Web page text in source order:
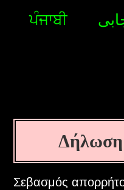
ਪੰਜਾਬੀ
Δήλωση
Σεβασμός